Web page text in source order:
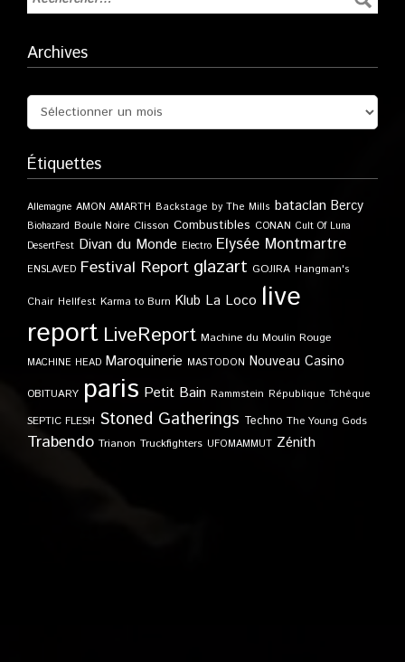
Archives
Étiquettes
Allemagne AMON AMARTH Backstage by The Mills bataclan Bercy
Biohazard Boule Noire Clisson Combustibles CONAN Cult Of Luna
DesertFest Divan du Monde Electro Elysée Montmartre
ENSLAVED Festival Report glazart GOJIRA Hangman's
Chair Hellfest Karma to Burn Klub La Loco live
report LiveReport Machine du Moulin Rouge
MACHINE HEAD Maroquinerie MASTODON Nouveau Casino
OBITUARY paris Petit Bain Rammstein République Tchèque
SEPTIC FLESH Stoned Gatherings Techno The Young Gods
Trabendo Trianon Truckfighters UFOMAMMUT Zénith